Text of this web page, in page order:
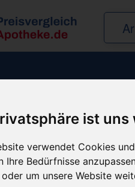
ist uns
verwendet Cookies
Ihre Bedürfnisse
um unsere Website
Produkt